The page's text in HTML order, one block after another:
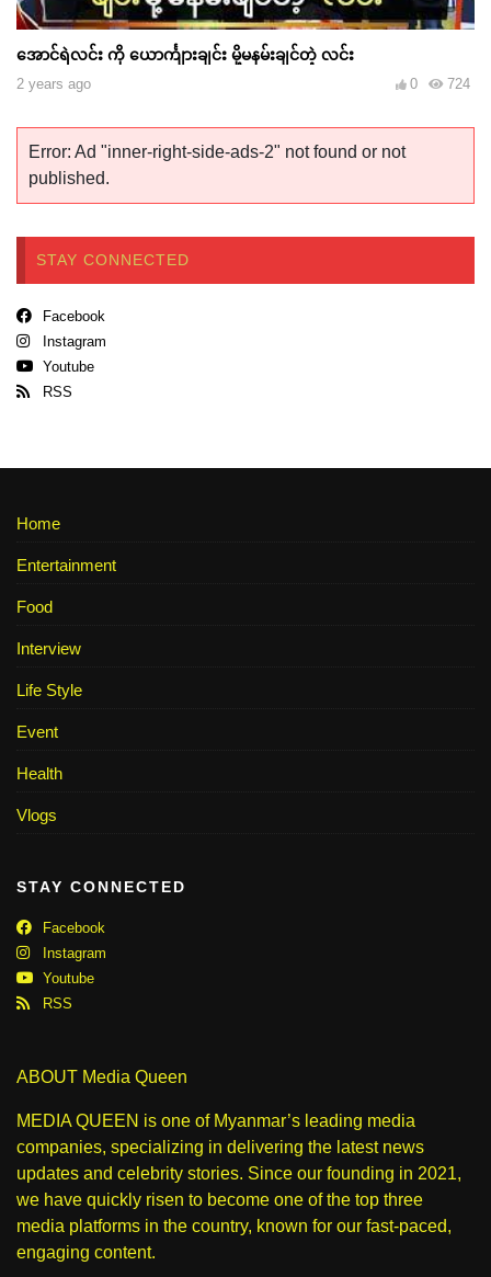
အောင်ရဲလင်း ကို ယောင်္ကျားချင်း မို့မနမ်းချင်တဲ့ လင်း
2 years ago 724
0
Error: Ad "inner-right-side-ads-2" not found or not
published.
STAY CONNECTED
Facebook
Instagram
Youtube
RSS
Home
Entertainment
Food
Interview
Life Style
Event
Health
Vlogs
STAY CONNECTED
Facebook
Instagram
Youtube
RSS
ABOUT Media Queen
MEDIA QUEEN is one of Myanmar’s leading media
companies, specializing in delivering the latest news
updates and celebrity stories. Since our founding in 2021,
we have quickly risen to become one of the top three
media platforms in the country, known for our fast-paced,
engaging content.